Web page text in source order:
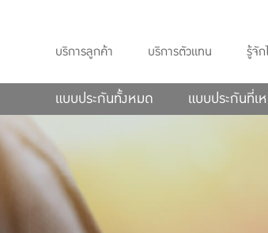
บริการลูกค้า บริการตัวแทน รู้จั
แบบประกันทั้งหมด แบบประกันที่เ